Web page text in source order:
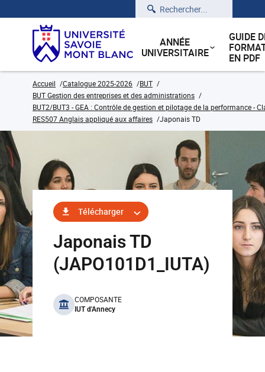
Rechercher
ANNÉE
UNIVERSITAIRE
GUIDE
EN PDF
Accueil Catalogue 2025-2026
BUT
BUT Gestion des entreprises et des administrations
BUT2/BUT3 - GEA : Contrôle de gestion et pilotage de la performance -
RES507 Anglais appliqué aux affaires
Japonais TD
Télécharger
Japonais TD
(JAPO101D1_IUTA)
benefits
COMPOSANTE
IUT d'Annecy